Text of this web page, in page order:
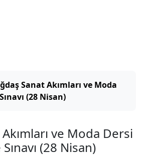
Sanat Akımları ve Moda
(28 Nisan)
ve Moda Dersi
(28 Nisan)